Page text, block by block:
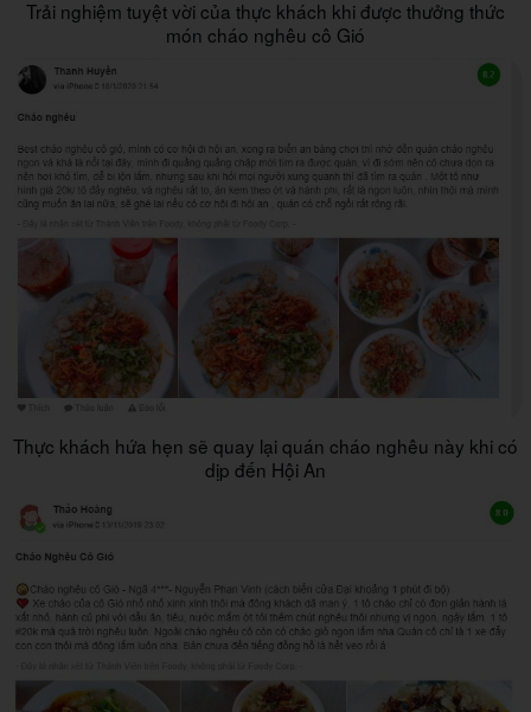
Trải nghiệm tuyệt vời của thực khách khi được thưởng thức
món cháo nghêu cô Gió
Thực khách hứa hẹn sẽ quay lại quán cháo nghêu này khi có
dịp đến Hội An